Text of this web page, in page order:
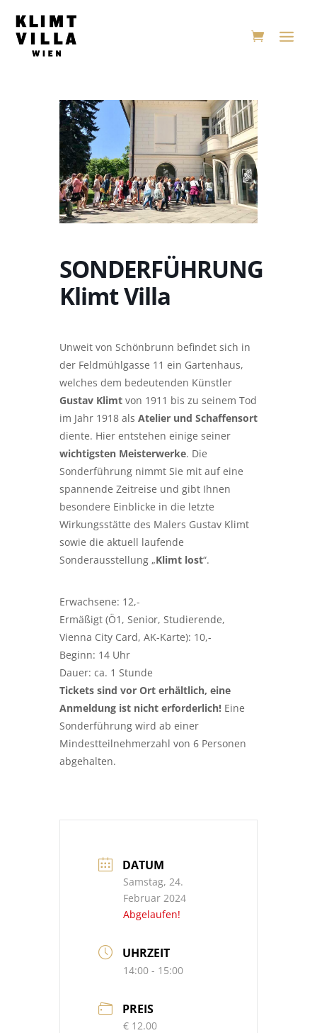
SONDERFÜHRUNG
Klimt Villa
Unweit von Schönbrunn befindet sich in
der Feldmühlgasse 11 ein Gartenhaus,
welches dem bedeutenden Künstler
Gustav Klimt von 1911 bis zu seinem Tod
im Jahr 1918 als Atelier und Schaffensort
diente. Hier entstehen einige seiner
wichtigsten Meisterwerke. Die
Sonderführung nimmt Sie mit auf eine
spannende Zeitreise und gibt Ihnen
besondere Einblicke in die letzte
Wirkungsstätte des Malers Gustav Klimt
sowie die aktuell laufende
Sonderausstellung „Klimt lost“.
Erwachsene: 12,-
Ermäßigt (Ö1, Senior, Studierende,
Vienna City Card, AK-Karte): 10,-
Beginn: 14 Uhr
Dauer: ca. 1 Stunde
Tickets sind vor Ort erhältlich, eine
Anmeldung ist nicht erforderlich! Eine
Sonderführung wird ab einer
Mindestteilnehmerzahl von 6 Personen
abgehalten.
DATUM
Samstag, 24.
Februar 2024
Abgelaufen!
UHRZEIT
14:00 - 15:00
PREIS
€ 12.00